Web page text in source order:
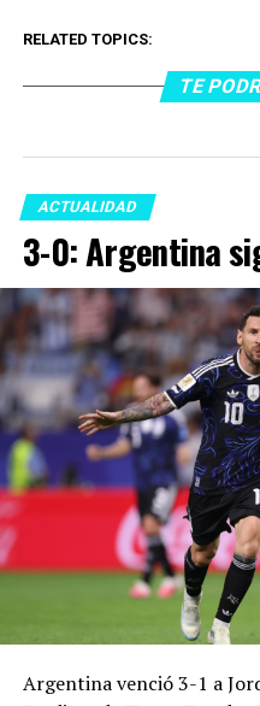
RELATED TOPICS:
TE
ACTUALIDAD
3-0: Argentina
Argentina venció 3-1 a